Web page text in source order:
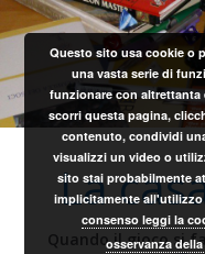
Salta
al
contenuto
La
Quando il gioco si
Questo sito usa cookie o
una vasta serie di
funzionare con altrettanta
scorri questa pagina,
contenuto, condividi
visualizzi un video o
sito stai probabilmente
implicitamente
consenso leggi la
osservanza della